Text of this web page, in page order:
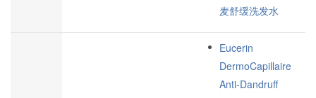
麦舒缓洗发水
Eucerin
DermoCapillaire
Anti-Dandruff